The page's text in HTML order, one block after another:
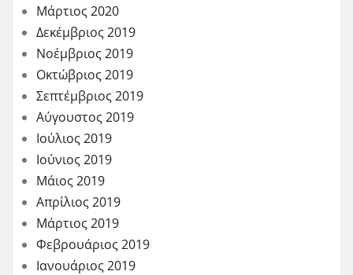
Μάρτιος 2020
Δεκέμβριος 2019
Νοέμβριος 2019
Οκτώβριος 2019
Σεπτέμβριος 2019
Αύγουστος 2019
Ιούλιος 2019
Ιούνιος 2019
Μάιος 2019
Απρίλιος 2019
Μάρτιος 2019
Φεβρουάριος 2019
Ιανουάριος 2019